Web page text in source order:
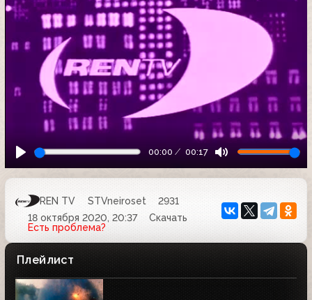
00:00 00:17
REN TV STVneiroset
2931
18 октября 2020, 20:37
Скачать
Есть проблема?
Плейлист